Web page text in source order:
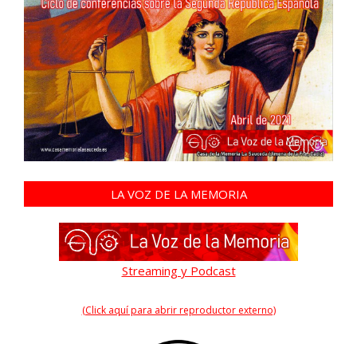
LA VOZ DE LA MEMORIA
Streaming y Podcast
(Click aquí para abrir reproductor externo)